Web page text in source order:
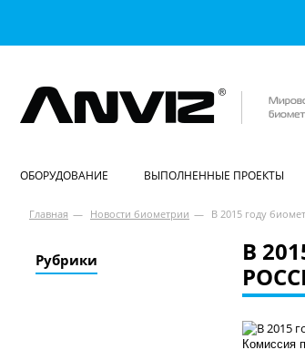
ОБОРУДОВАНИЕ ВЫПОЛНЕННЫЕ ПРОЕКТЫ
Главная — Новости биометрии — В 2015 году
Рубрики
В
Комиссия